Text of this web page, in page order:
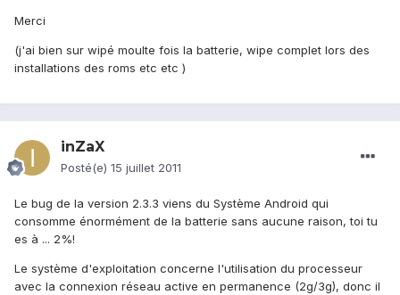
Merci
(j'ai bien sur wipé moulte fois la batterie, wipe complet lors des
installations des roms etc etc )
inZaX
Posté(e) 15 juillet 2011
Le bug de la version 2.3.3 viens du Système Android qui
consomme énormément de la batterie sans aucune raison, toi tu
es à ... 2%!
Le système d'exploitation concerne l'utilisation du processeur
avec la connexion réseau active en permanence (2g/3g), donc il